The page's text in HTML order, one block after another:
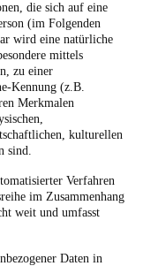
die sich auf eine
(im Folgenden
wird eine natürliche
mittels
zu einer
Kennung (z.B.
Merkmalen
kulturellen
sind.
Verfahren
im Zusammenhang
weit und umfasst
Daten in